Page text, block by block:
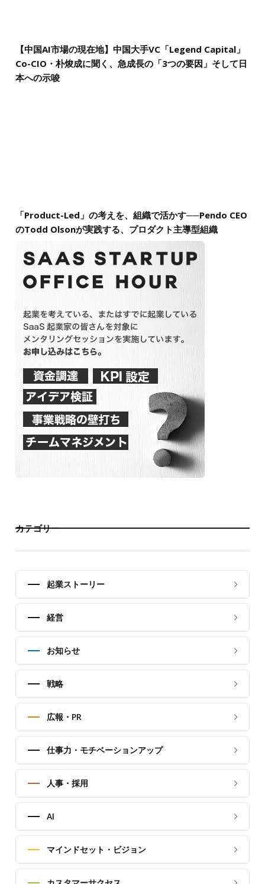
【中国AI市場の現在地】中国大手VC「Legend Capital」
Co-CIO・朴焌成に聞く、急成長の「3つの要因」そして日
本への示唆
「Product-Led」の考えを、組織で活かす──Pendo CEO
のTodd Olsonが実践する、プロダクト主導型組織
カテゴリー
起業ストーリー
経営
お知らせ
戦略
広報・PR
仕事力・モチベーションアップ
人事・採用
AI
マインドセット・ビジョン